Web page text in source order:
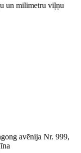
un milimetru viļņu
avēnija Nr. 999,